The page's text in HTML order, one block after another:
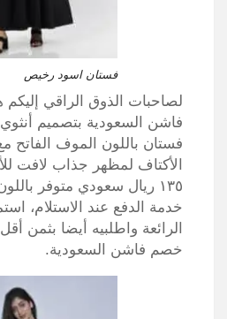
فستان اسود رخيص
لصاحبات الذوق الراقي
فاشن السعودية بتصميم
فستان باللون الموف الفاتح
الأكتاف لمظهر جذاب لافت
١٣٥ ريال سعودي متوفر
خدمة الدفع عند الاستلام،
الرائعة واطلبيه أيضا بثمن
خصم فاشن السعودية.